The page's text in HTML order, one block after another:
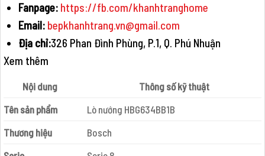
Fanpage:https://fb.com/khanhtranghome
Email: bepkhanhtrang.vn@gmail.com
Địa chỉ:326 Phan Đình Phùng, P.1, Q. Phú Nhuận
Xem thêm
Nội dung
Thông số kỹ thuật
Tên sản phẩm
Lò nướng HBG634BB1B
Thương hiệu
Bosch